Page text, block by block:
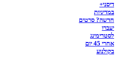
דיסני+
במדיניות
חדשה? סרטים
יעברו
לסטרימינג
אחרי 45 יום
בקולנוע